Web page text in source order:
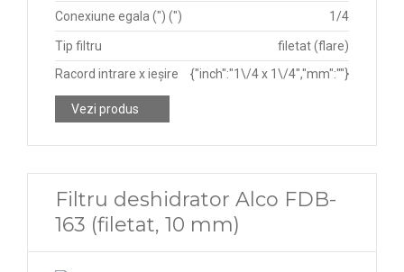
Conexiune egala (") (") 1/4
Tip filtru
filetat (flare)
Racord intrare x ieșire
{"inch":"1\/4 x 1\/4","mm":""}
Vezi produs
Filtru deshidrator Alco FDB-
163 (filetat, 10 mm)